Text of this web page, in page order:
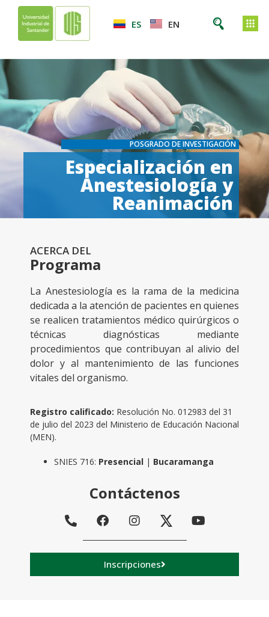
ES EN
POSGRADO DE INVESTIGACIÓN
Especialización en
Anestesiología y
Reanimación
ACERCA DEL
Programa
La Anestesiología es la rama de la medicina
dedicada a la atención de pacientes en quienes
se realicen tratamientos médico quirúrgicos o
técnicas diagnósticas mediante
procedimientos que contribuyan al alivio del
dolor y al mantenimiento de las funciones
vitales del organismo.
Registro calificado: Resolución No. 012983 del 31
de julio del 2023 del Ministerio de Educación Nacional
(MEN).
SNIES 716: Presencial | Bucaramanga
Contáctenos
Inscripciones